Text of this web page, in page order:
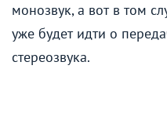
монозвук, а вот в том
уже будет идти о
стереозвука.